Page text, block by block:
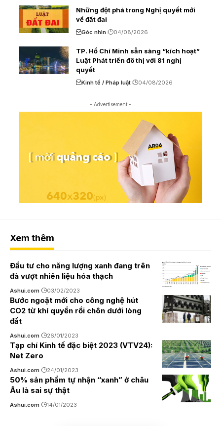
Những đột phá trong Nghị quyết mới
về đất đai
Góc nhìn 04/08/2026
TP. Hồ Chí Minh sẵn sàng “kích hoạt”
Luật Phát triển đô thị với 81 nghị
quyết
Kinh tế / Pháp luật 04/08/2026
- Advertisement -
Xem thêm
Đầu tư cho năng lượng xanh đang trên
đà vượt nhiên liệu hóa thạch
Ashui.com 03/02/2023
Bước ngoặt mới cho công nghệ hút
CO2 từ khí quyển rồi chôn dưới lòng
đất
Ashui.com 26/01/2023
Tạp chí Kinh tế đặc biệt 2023 (VTV24):
Net Zero
Ashui.com 24/01/2023
50% sản phẩm tự nhận “xanh” ở châu
Âu là sai sự thật
Ashui.com 14/01/2023